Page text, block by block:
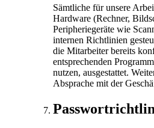
Sämtliche für unsere
Hardware (Rechner,
Peripheriegeräte wie
internen Richtlinien
die Mitarbeiter bereits
entsprechenden
nutzen, ausgestattet.
Absprache mit der